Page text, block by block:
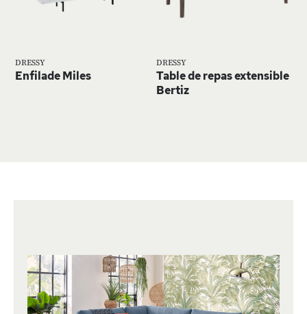
DRESSY
Enfilade Miles
D’ENVIE
DRESSY
Table de repas extensible
Bertiz